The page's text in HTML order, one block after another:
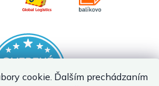
cookie. Ďalším prechádzaním